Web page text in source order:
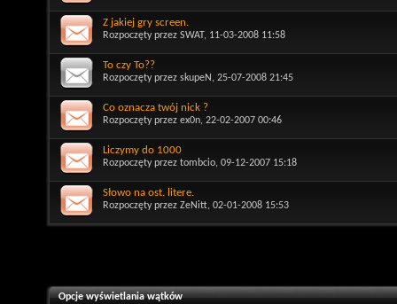
Z jakiej gry screen.
Rozpoczęty przez SWAT , 11-03-2008 11:58
To czy To??
Rozpoczęty przez skupeN , 25-07-2008 21:45
Co oznacza twój nick ?
Rozpoczęty przez ex0n, 22-02-2007 00:46
Liczymy do 1000
Rozpoczęty przez tombcio, 09-12-2007 15:18
Słowo na ost. litere.
Rozpoczęty przez ZeNitt, 02-01-2008 15:53
Opcje wyświetlania wątków